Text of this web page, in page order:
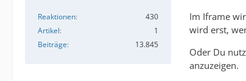
Reaktionen
430
Artikel
1
Beiträge
13.845
Im Iframe
wird erst,
Oder Du
anzuzeigen.